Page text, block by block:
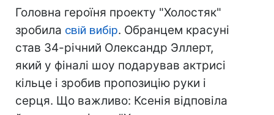
Головна героїня проекту "Холостяк"
зробила свій вибір. Обранцем красуні
став 34-річний Олександр Эллерт,
який у фіналі шоу подарував актрисі
кільце і зробив пропозицію руки і
серця. Що важливо: Ксенія відповіла